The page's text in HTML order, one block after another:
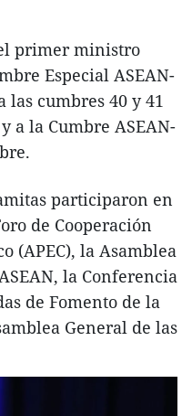
primer ministro
Especial ASEAN-
las cumbres 40 y 41
a la Cumbre ASEAN-
participaron en
de Cooperación
(APEC), la Asamblea
la Conferencia
de Fomento de la
General de las